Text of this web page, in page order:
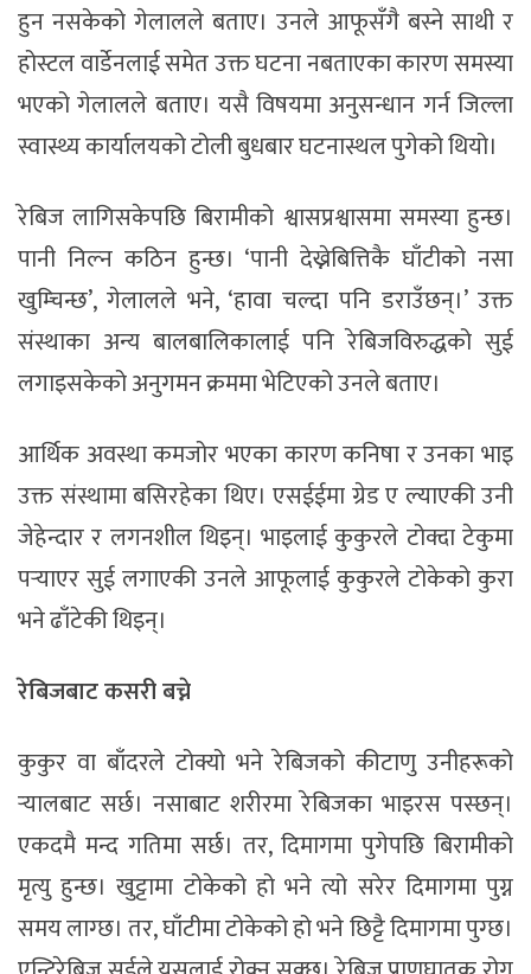
हुन नसकेको गेलालले बताए। उनले आफूसँगै बस्ने साथी र
होस्टल वार्डेनलाई समेत उक्त घटना नबताएका कारण समस्या
भएको गेलालले बताए। यसै विषयमा अनुसन्धान गर्न जिल्ला
स्वास्थ्य कार्यालयको टोली बुधबार घटनास्थल पुगेको थियो।
रेबिज लागिसकेपछि बिरामीको श्वासप्रश्वासमा समस्या हुन्छ।
पानी निल्न कठिन हुन्छ। ‘पानी देख्नेबित्तिकै घाँटीको नसा
खुम्चिन्छ’, गेलालले भने, ‘हावा चल्दा पनि डराउँछन्।’ उक्त
संस्थाका अन्य बालबालिकालाई पनि रेबिजविरुद्धको सुई
लगाइसकेको अनुगमन क्रममा भेटिएको उनले बताए।
आर्थिक अवस्था कमजोर भएका कारण कनिषा र उनका भाइ
उक्त संस्थामा बसिरहेका थिए। एसईईमा ग्रेड ए ल्याएकी उनी
जेहेन्दार र लगनशील थिइन्। भाइलाई कुकुरले टोक्दा टेकुमा
पर्‍याएर सुई लगाएकी उनले आफूलाई कुकुरले टोकेको कुरा
भने ढाँटेकी थिइन्।
रेबिजबाट कसरी बच्ने
कुकुर वा बाँदरले टोक्यो भने रेबिजको कीटाणु उनीहरूको
र्‍यालबाट सर्छ। नसाबाट शरीरमा रेबिजका भाइरस पस्छन्।
एकदमै मन्द गतिमा सर्छ। तर, दिमागमा पुगेपछि बिरामीको
मृत्यु हुन्छ। खुट्टामा टोकेको हो भने त्यो सरेर दिमागमा पुग्न
समय लाग्छ। तर, घाँटीमा टोकेको हो भने छिट्टै दिमागमा पुग्छ।